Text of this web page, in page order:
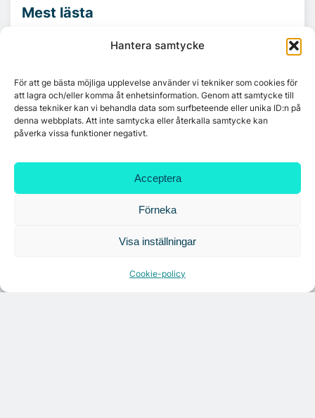
Hantera samtycke
För att ge bästa möjliga upplevelse använder vi tekniker som cookies för
att lagra och/eller komma åt enhetsinformation. Genom att samtycke till
dessa tekniker kan vi behandla data som surfbeteende eller unika ID:n på
denna webbplats. Att inte samtycka eller återkalla samtycke kan
påverka vissa funktioner negativt.
Acceptera
Förneka
Visa inställningar
Cookie-policy
Mest lästa
Ny hyresgäst till projektet HK Gamlestaden
7A återöppnar mötesvåning på Vasagatan